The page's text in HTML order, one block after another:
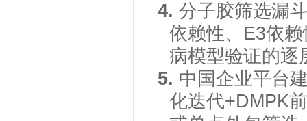
4.分子胶筛选漏
依赖性、E3依
病模型验证的逐
5. 中国企业平台
化迭代+DMPK